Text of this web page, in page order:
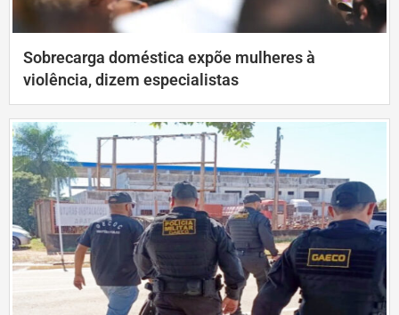
Sobrecarga doméstica expõe mulheres à
violência, dizem especialistas